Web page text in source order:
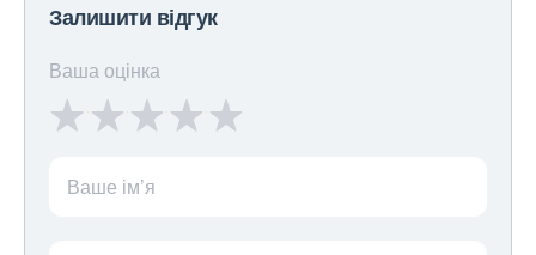
Залишити відгук
Ваша оцінка
Ваше ім’я